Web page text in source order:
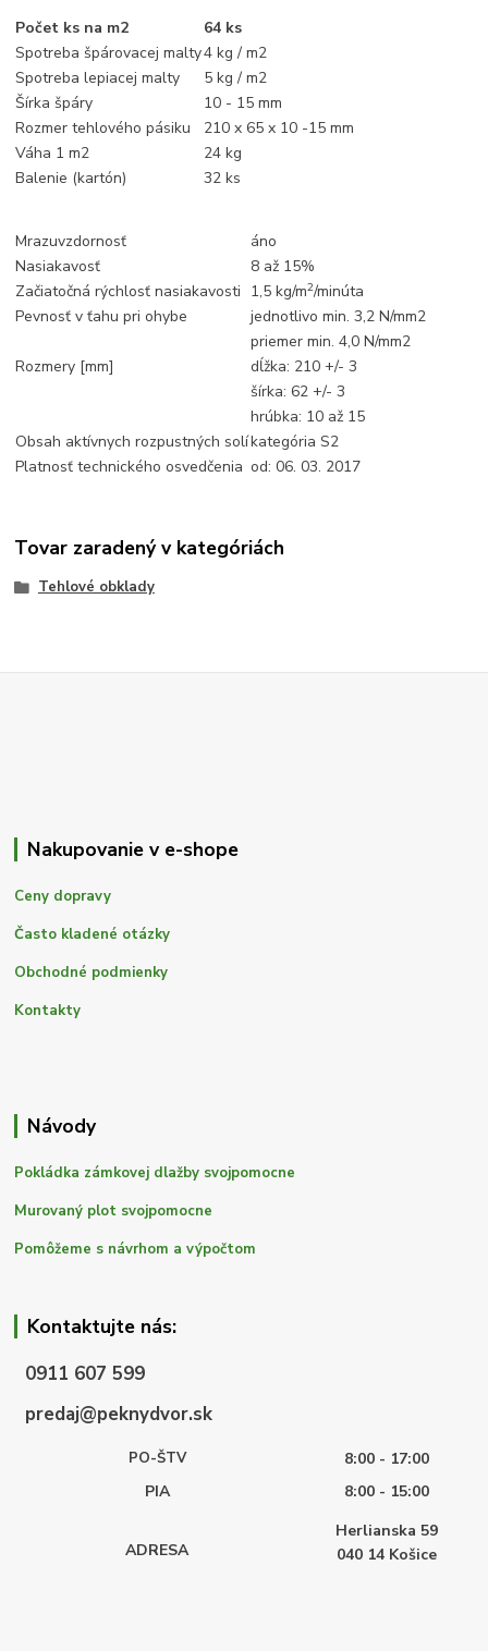
Počet ks na m2
64 ks
Spotreba špárovacej malty4 kg / m2
Spotreba lepiacej malty
5 kg / m2
Šírka špáry
10 - 15 mm
Rozmer tehlového pásiku
210 x 65 x 10 -15 mm
Váha 1 m2
24 kg
Balenie (kartón)
32 ks
Mrazuvzdornosť
áno
Nasiakavosť
8 až 15%
Začiatočná rýchlosť nasiakavosti 1,5 kg/m2/minúta
Pevnosť v ťahu pri ohybe
jednotlivo min. 3,2 N/mm2
priemer min. 4,0 N/mm2
Rozmery [mm]
dĺžka: 210 +/- 3
šírka: 62 +/- 3
hrúbka: 10 až 15
Obsah aktívnych rozpustných solíkategória S2
Platnosť technického osvedčenia od: 06. 03. 2017
Tovar zaradený v kategóriách
Tehlové obklady
Nakupovanie v e-shope
Ceny dopravy
Často kladené otázky
Obchodné podmienky
Kontakty
Návody
Pokládka zámkovej dlažby svojpomocne
Murovaný plot svojpomocne
Pomôžeme s návrhom a výpočtom
Kontaktujte nás:
0911 607 599
predaj@peknydvor.sk
PO-ŠTV
8:00 - 17:00
PIA
8:00 - 15:00
ADRESA
Herlianska 59
040 14 Košice